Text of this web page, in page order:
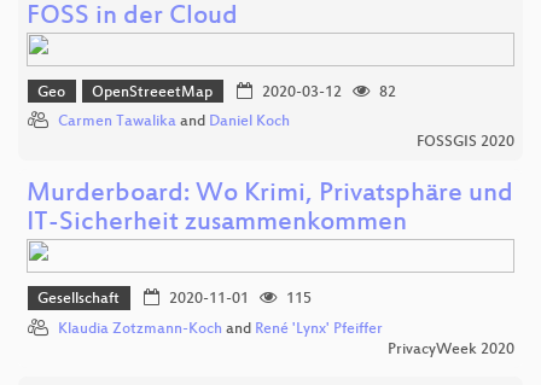
FOSS in der Cloud
Geo OpenStreeetMap 2020-03-12
82
Carmen Tawalika and Daniel Koch
FOSSGIS 2020
Murderboard: Wo Krimi, Privatsphäre und
IT-Sicherheit zusammenkommen
Gesellschaft 2020-11-01
115
Klaudia Zotzmann-Koch and René 'Lynx' Pfeiffer
PrivacyWeek 2020